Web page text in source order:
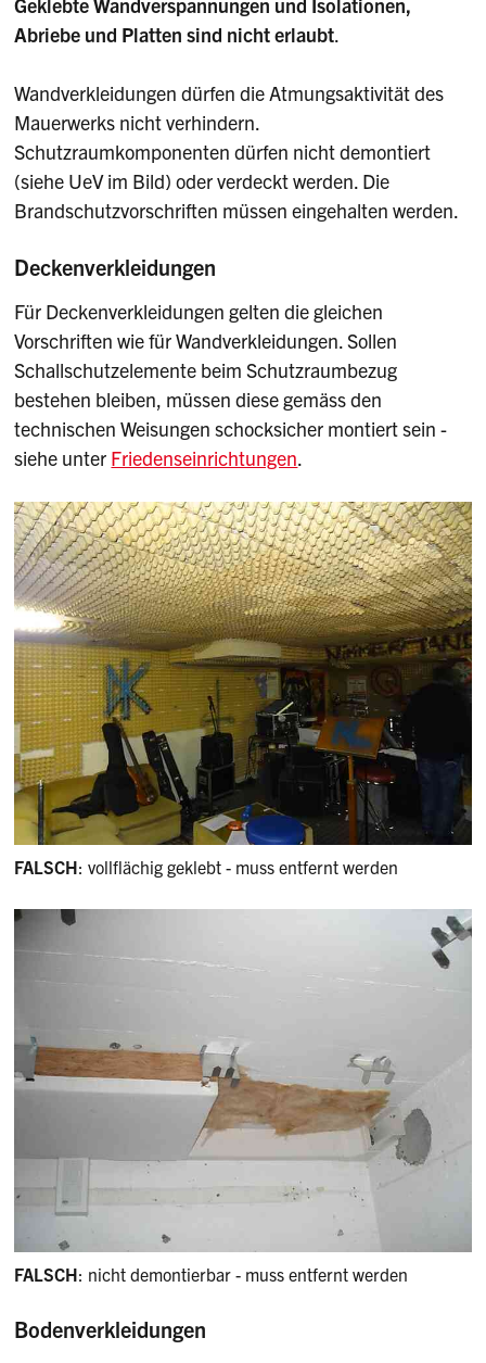
Geklebte Wandverspannungen und Isolationen,
Abriebe und Platten sind nicht erlaubt.
Wandverkleidungen dürfen die Atmungsaktivität des
Mauerwerks nicht verhindern.
Schutzraumkomponenten dürfen nicht demontiert
(siehe UeV im Bild) oder verdeckt werden. Die
Brandschutzvorschriften müssen eingehalten werden.
Deckenverkleidungen
Für Deckenverkleidungen gelten die gleichen
Vorschriften wie für Wandverkleidungen. Sollen
Schallschutzelemente beim Schutzraumbezug
bestehen bleiben, müssen diese gemäss den
technischen Weisungen schocksicher montiert sein -
siehe unter Friedenseinrichtungen.
FALSCH: vollflächig geklebt - muss entfernt werden
FALSCH: nicht demontierbar - muss entfernt werden
Bodenverkleidungen